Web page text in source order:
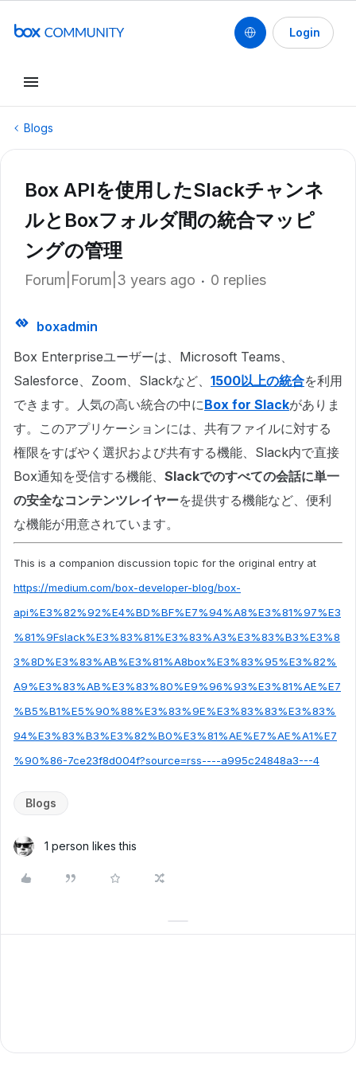
Login
Blogs
Box APIを使用したSlackチャンネ
ルとBoxフォルダ間の統合マッピ
ングの管理
Forum|Forum|3 years ago 0 replies
boxadmin
Box Enterpriseユーザーは、Microsoft Teams、
Salesforce、Zoom、Slackなど、 1500以上の統合を利用
できます。人気の高い統合の中にBox for Slackがありま
す。このアプリケーションには、共有ファイルに対する
権限をすばやく選択および共有する機能、Slack内で直接
Box通知を受信する機能、 Slackでのすべての会話に単一
の安全なコンテンツレイヤーを提供する機能など、便利
な機能が用意されています。
This is a companion discussion topic for the original entry at
https://medium.com/box-developer-blog/box-
api%E3%82%92%E4%BD%BF%E7%94%A8%E3%81%97%E3
%81%9Fslack%E3%83%81%E3%83%A3%E3%83%B3%E3%8
3%8D%E3%83%AB%E3%81%A8box%E3%83%95%E3%82%
A9%E3%83%AB%E3%83%80%E9%96%93%E3%81%AE%E7
%B5%B1%E5%90%88%E3%83%9E%E3%83%83%E3%83%
94%E3%83%B3%E3%82%B0%E3%81%AE%E7%AE%A1%E7
%90%86-7ce23f8d004f?source=rss----a995c24848a3---4
Blogs
1 person likes this